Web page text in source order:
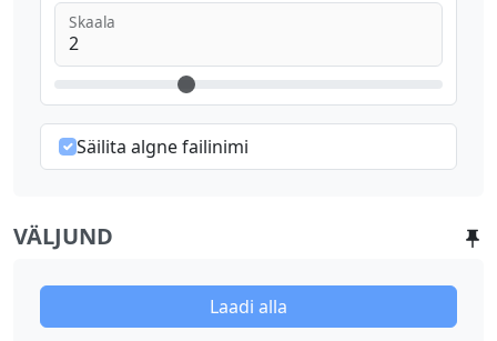
Skaala
Säilita algne failinimi
VÄLJUND
Laadi alla